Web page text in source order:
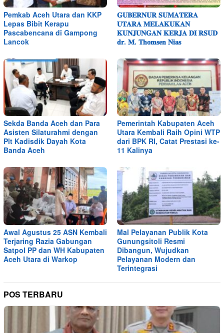
Pemkab Aceh Utara dan KKP
Lepas Bibit Kerapu
Pascabencana di Gampong
Lancok
𝐆𝐔𝐁𝐄𝐑𝐍𝐔𝐑 𝐒𝐔𝐌𝐀𝐓𝐄𝐑𝐀
𝐔𝐓𝐀𝐑𝐀 𝐌𝐄𝐋𝐀𝐊𝐔𝐊𝐀𝐍
𝐊𝐔𝐍𝐉𝐔𝐍𝐆𝐀𝐍 𝐊𝐄𝐑𝐉𝐀 𝐃𝐈 𝐑𝐒𝐔𝐃
𝐝𝐫. 𝐌. 𝐓𝐡𝐨𝐦𝐬𝐞𝐧 𝐍𝐢𝐚𝐬
Sekda Banda Aceh dan Para
Asisten Silaturahmi dengan
Plt Kadisdik Dayah Kota
Banda Aceh
Pemerintah Kabupaten Aceh
Utara Kembali Raih Opini WTP
dari BPK RI, Catat Prestasi ke-
11 Kalinya
Awal Agustus 25 ASN Kembali
Terjaring Razia Gabungan
Satpol PP dan WH Kabupaten
Aceh Utara di Warkop
Mal Pelayanan Publik Kota
Gunungsitoli Resmi
Dibangun, Wujudkan
Pelayanan Modern dan
Terintegrasi
POS TERBARU